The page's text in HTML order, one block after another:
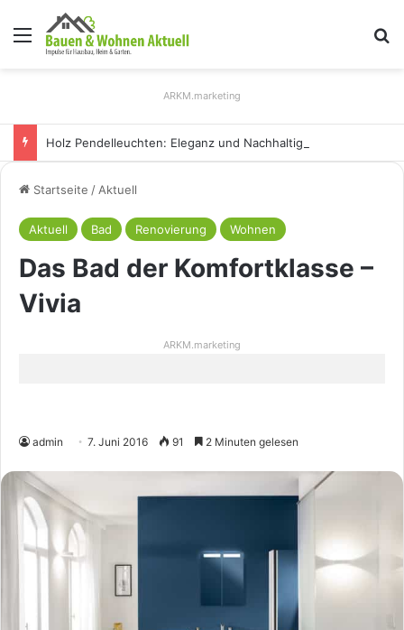
Menü
ARKM.marketing
Startseite / Aktuell
Aktuell Bad Renovierung Wohnen
Das Bad der Komfortklasse –
Vivia
ARKM.marketing
admin 7. Juni 2016 91 2 Minuten gelesen